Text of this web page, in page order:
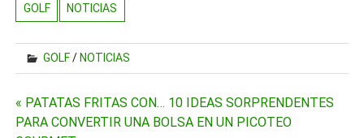
GOLF NOTICIAS
GOLF/ NOTICIAS
Navegación
« PATATAS FRITAS CON… 10 IDEAS SORPRENDENTES
PARA CONVERTIR UNA BOLSA EN UN PICOTEO